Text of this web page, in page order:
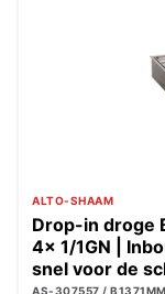
ALTO-SHAAM
Drop-in droge
4x 1/1GN |
snel voor de
AS-307557 /